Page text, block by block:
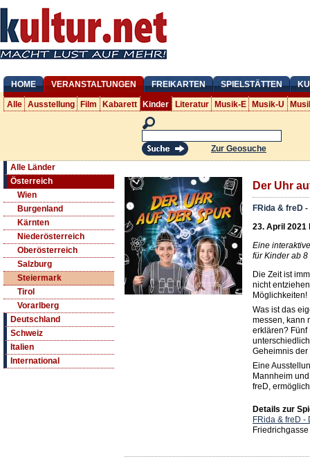
HOME VERANSTALTUNGEN FREIKARTEN SPIELSTÄTTEN
Alle Ausstellung Film Kabarett Kinder Literatur Musik-E Musik-U
Zur Geosuche
Alle Länder
Österreich
Wien
Burgenland
Kärnten
Niederösterreich
Oberösterreich
Salzburg
Steiermark
Tirol
Vorarlberg
Deutschland
Schweiz
Italien
International
Der Uhr
FRida & freD
23. April 2021
Eine
für Kinder ab 8
Die Zeit ist
nicht
Möglichkeiten!
Was ist das
messen, kann
erklären? Fünf
Geheimnis der
Eine
Mannheim
freD,
Details zur
FRida & freD -